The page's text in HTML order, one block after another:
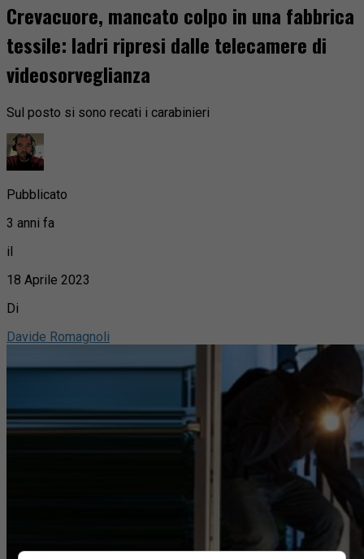
Crevacuore, mancato colpo in una fabbrica
tessile: ladri ripresi dalle telecamere di
videosorveglianza
Sul posto si sono recati i carabinieri
Pubblicato
3 anni fa
il
18 Aprile 2023
Di
Davide Romagnoli